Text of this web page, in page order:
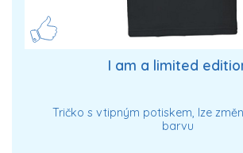
I am a limited
Tričko s vtipným potiskem, lze
barvu